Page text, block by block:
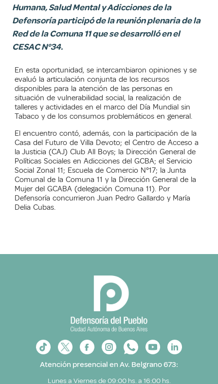
Humana, Salud Mental y Adicciones de la
Defensoría participó de la reunión plenaria de la
Red de la Comuna 11 que se desarrolló en el
CESAC N°34.
En esta oportunidad, se intercambiaron opiniones y se
evaluó la articulación conjunta de los recursos
disponibles para la atención de las personas en
situación de vulnerabilidad social, la realización de
talleres y actividades en el marco del Día Mundial sin
Tabaco y de los consumos problemáticos en general.
El encuentro contó, además, con la participación de la
Casa del Futuro de Villa Devoto; el Centro de Acceso a
la Justicia (CAJ) Club All Boys; la Dirección General de
Políticas Sociales en Adicciones del GCBA; el Servicio
Social Zonal 11; Escuela de Comercio N°17; la Junta
Comunal de la Comuna 11 y la Dirección General de la
Mujer del GCABA (delegación Comuna 11). Por
Defensoría concurrieron Juan Pedro Gallardo y María
Delia Cubas.
Atención presencial en Av. Belgrano 673:
Lunes a Viernes de 09:00 hs. a 16:00 hs.